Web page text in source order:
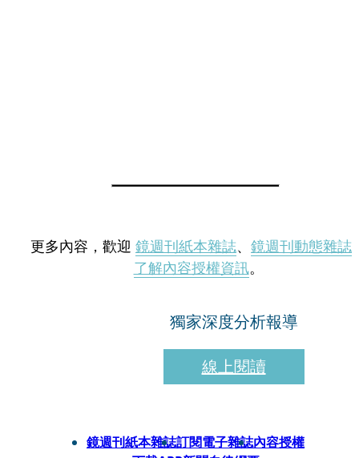
更多內容，歡迎 鏡週刊紙本雜誌、 鏡週刊動態雜誌
了解內容授權資訊。
獨家深度分析報導
線上閱讀
鏡週刊紙本雜誌訂閱電子雜誌內容授權